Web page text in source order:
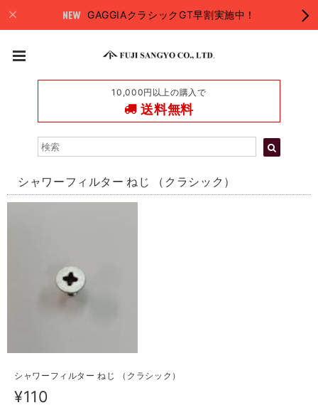
GAGGIAクラシックGT早割実施中！
10,000円以上の購入で
送料無料
シャワーフィルター ねじ （クラシック）
シャワーフィルター ねじ （クラシック）
¥110